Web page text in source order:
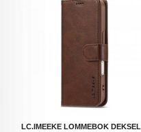
LC.IMEEKE LOMMEBOK DEKSEL